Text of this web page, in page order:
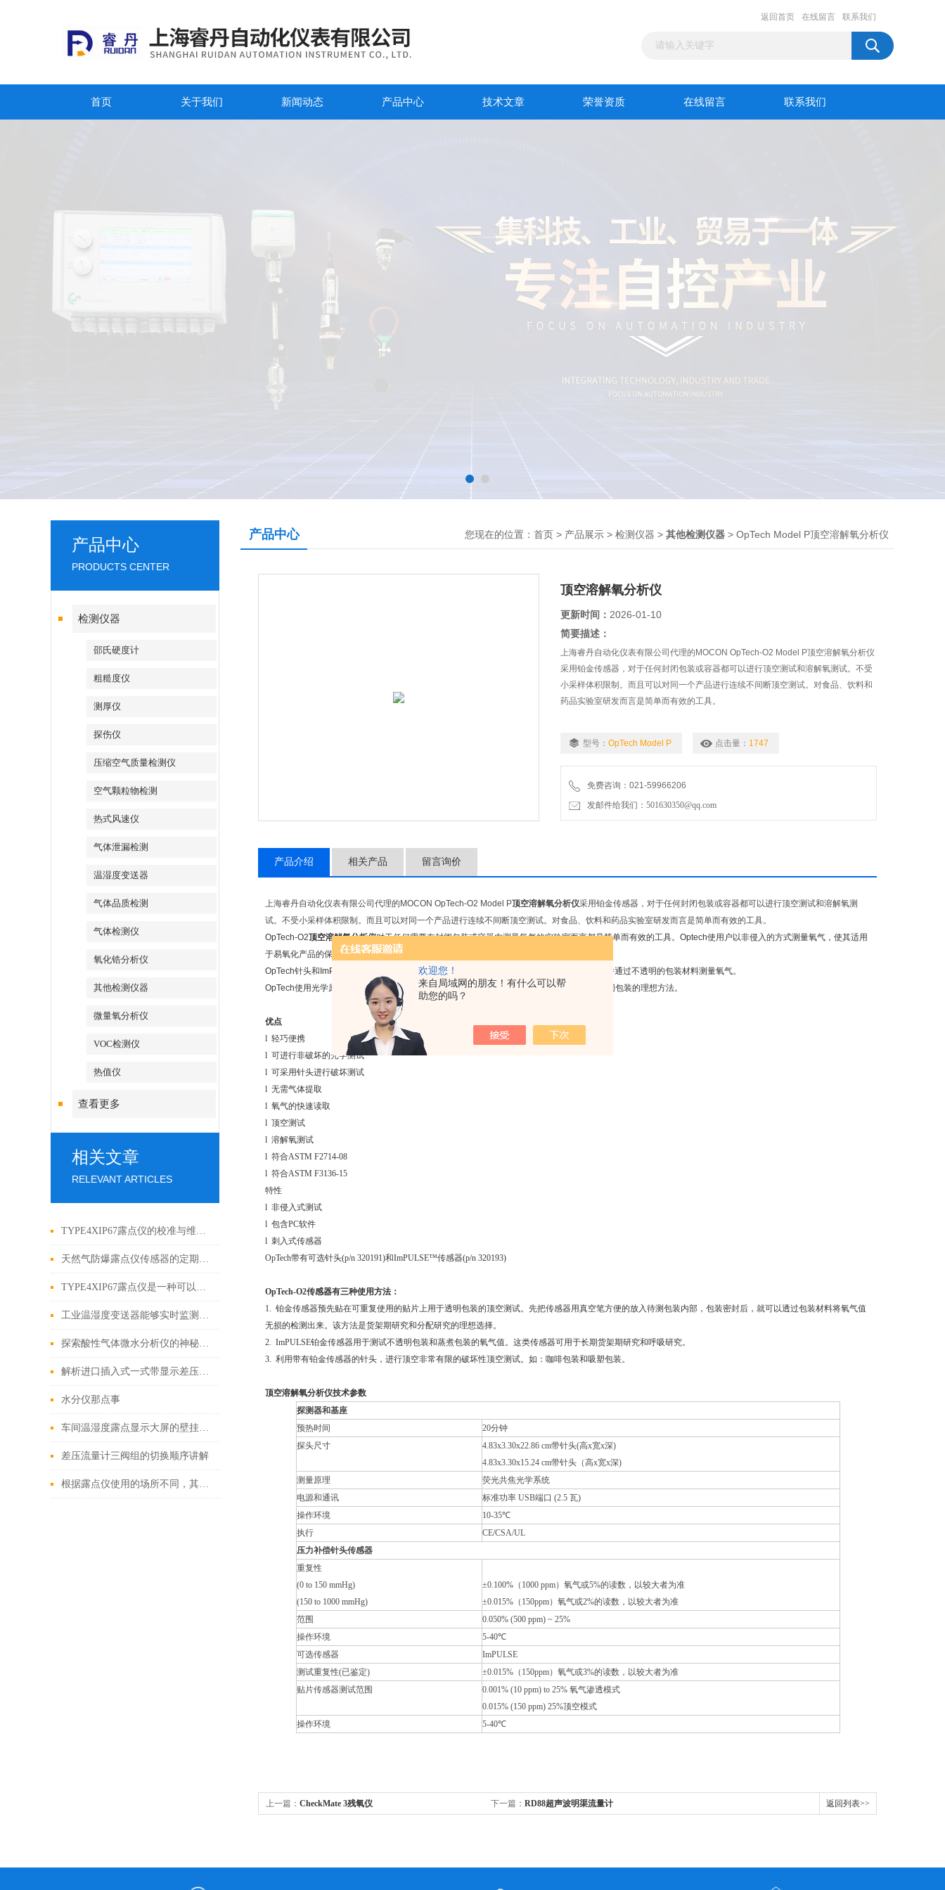
欢迎您！
来自局域网的朋友！有什么可以帮
助您的吗？
返回首页 在线留言 联系我们
首页 关于我们 新闻动态 产品中心 技术文章 荣誉资质 在线留言 联系我们
产品中心
PRODUCTS CENTER
检测仪器
邵氏硬度计
粗糙度仪
测厚仪
探伤仪
压缩空气质量检测仪
空气颗粒物检测
热式风速仪
气体泄漏检测
温湿度变送器
气体品质检测
气体检测仪
氧化锆分析仪
其他检测仪器
微量氧分析仪
VOC检测仪
热值仪
查看更多
相关文章
RELEVANT ARTICLES
TYPE4XIP67露点仪的校准与维护秘诀
天然气防爆露点仪传感器的定期校准与维护规范
TYPE4XIP67露点仪是一种可以直接测量露点温度的仪器
工业温湿度变送器能够实时监测环境条件的变化
探索酸性气体微水分析仪的神秘力量
解析进口插入式一式带显示差压流量计的工作原理与特点
水分仪那点事
车间温湿度露点显示大屏的壁挂与吊装安装方式
差压流量计三阀组的切换顺序讲解
根据露点仪使用的场所不同，其选购的要点也不相同
产品中心 您现在的位置： 首页 > 产品展示 > 检测仪器 > 其他检测仪器 > OpTech Model P顶空溶解氧分析仪
顶空溶解氧分析仪
更新时间： 2026-01-10
简要描述：
上海睿丹自动化仪表有限公司代理的MOCON OpTech-O2 Model P顶空溶解氧分析仪
采用铂金传感器，对于任何封闭包装或容器都可以进行顶空测试和溶解氧测试。不受
小采样体积限制。而且可以对同一个产品进行连续不间断顶空测试。对食品、饮料和
药品实验室研发而言是简单而有效的工具。
型号： OpTech Model P 点击量： 1747
免费咨询：021-59966206
发邮件给我们：501630350@qq.com
产品介绍 相关产品 留言询价
上海睿丹自动化仪表有限公司代理的MOCON OpTech-O2 Model P顶空溶解氧分析仪采用铂金传感器，对于任何封闭包装或容器都可以进行顶空测试和溶解氧测
试。不受小采样体积限制。而且可以对同一个产品进行连续不间断顶空测试。对食品、饮料和药品实验室研发而言是简单而有效的工具。
OpTech-O2顶空溶解氧分析仪对于任何需要在封闭包装或容器内测量氧气的实验室而言都是简单而有效的工具。Optech使用户以非侵入的方式测量氧气，使其适用
于易氧化产品的保质期测定。
OpTech针头和ImPULSE™等附加配件传感器使OpTech能够在有限的顶空范围内测量氧气，并通过不透明的包装材料测量氧气。
OpTech使用光学原理测量氧气，意味着不从样品中提取任何气体，从而使其成为长期测试相同包装的理想方法。
优点
l 轻巧便携
l 可进行非破坏的光学测试
l 可采用针头进行破坏测试
l 无需气体提取
l 氧气的快速读取
l 顶空测试
l 溶解氧测试
l 符合ASTM F2714-08
l 符合ASTM F3136-15
特性
l 非侵入式测试
l 包含PC软件
l 刺入式传感器
OpTech带有可选针头(p/n 320191)和ImPULSE™传感器(p/n 320193)
OpTech-O2传感器有三种使用方法：
1. 铂金传感器预先贴在可重复使用的贴片上用于透明包装的顶空测试。先把传感器用真空笔方便的放入待测包装内部，包装密封后，就可以透过包装材料将氧气值
无损的检测出来。该方法是货架期研究和分配研究的理想选择。
2. ImPULSE铂金传感器用于测试不透明包装和蒸煮包装的氧气值。这类传感器可用于长期货架期研究和呼吸研究。
3. 利用带有铂金传感器的针头，进行顶空非常有限的破坏性顶空测试。如：咖啡包装和吸塑包装。
顶空溶解氧分析仪技术参数
探测器和基座
预热时间
20分钟
探头尺寸
4.83x3.30x22.86 cm带针头(高x宽x深)
4.83x3.30x15.24 cm带针头（高x宽x深)
测量原理
荧光共焦光学系统
电源和通讯
标准功率 USB端口 (2.5 瓦)
操作环境
10-35℃
执行
CE/CSA/UL
压力补偿针头传感器
重复性
(0 to 150 mmHg)
(150 to 1000 mmHg)
±0.100%（1000 ppm）氧气或5%的读数，以较大者为准
±0.015%（150ppm）氧气或2%的读数，以较大者为准
范围
0.050% (500 ppm) ~ 25%
操作环境
5-40℃
可选传感器
ImPULSE
测试重复性(已鉴定)
±0.015%（150ppm）氧气或3%的读数，以较大者为准
贴片传感器测试范围
0.001% (10 ppm) to 25%氧气渗透模式
0.015% (150 ppm) 25%顶空模式
操作环境
5-40℃
上一篇： CheckMate 3残氧仪 下一篇： RD88超声波明渠流量计 返回列表>>